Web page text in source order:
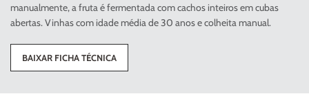
manualmente, a fruta é fermentada com cachos inteiros em cubas
abertas. Vinhas com idade média de 30 anos e colheita manual.
BAIXAR FICHA TÉCNICA